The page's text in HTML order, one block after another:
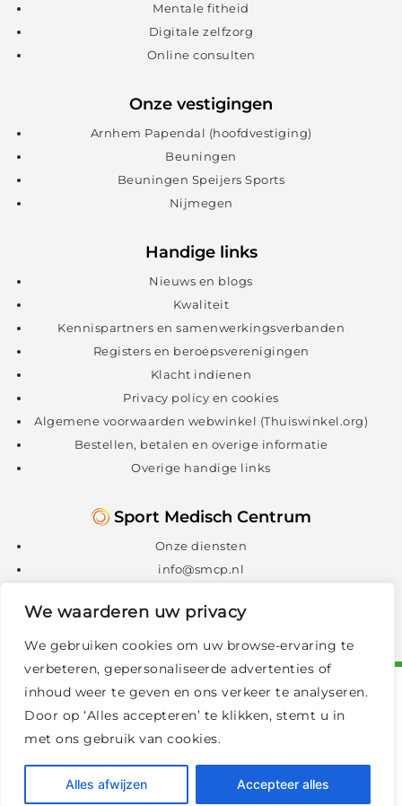
We waarderen uw privacy
We gebruiken cookies om uw browse-ervaring te
verbeteren, gepersonaliseerde advertenties of
inhoud weer te geven en ons verkeer te analyseren.
Door op ‘Alles accepteren’ te klikken, stemt u in
met ons gebruik van cookies.
Alles afwijzen Accepteer alles
Mentale fitheid
Digitale zelfzorg
Online consulten
Onze vestigingen
Arnhem Papendal (hoofdvestiging)
Beuningen
Beuningen Speijers Sports
Nijmegen
Handige links
Nieuws en blogs
Kwaliteit
Kennispartners en samenwerkingsverbanden
Registers en beroepsverenigingen
Klacht indienen
Privacy policy en cookies
Algemene voorwaarden webwinkel (Thuiswinkel.org)
Bestellen, betalen en overige informatie
Overige handige links
Sport Medisch Centrum
Onze diensten
info@smcp.nl